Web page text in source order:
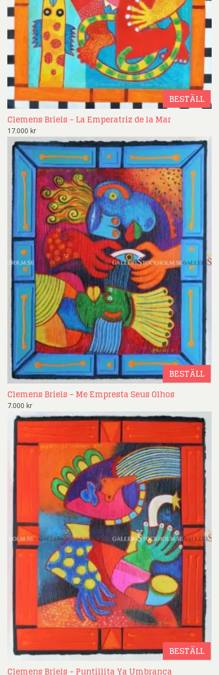
BESTÄLL
Clemens Briels – La Emperatriz de la Mar
17.000 kr
BESTÄLL
Clemens Briels – Me Empresta Seus Olhos
7.000 kr
BESTÄLL
Clemens Briels – Puntillita Ya Umbranca